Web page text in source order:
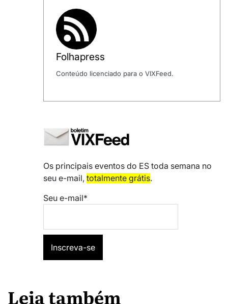
Folhapress
Conteúdo licenciado para o VIXFeed.
Os principais eventos do ES toda semana no
seu e-mail, totalmente grátis.
Seu e-mail*
Leia também